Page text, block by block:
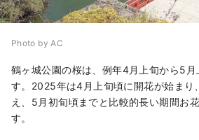
Photo by AC
鶴ヶ城公園の桜は、例年4月上旬から5月
す。2025年は4月上旬頃に開花が始まり
え、5月初旬頃までと比較的長い期間お
す。